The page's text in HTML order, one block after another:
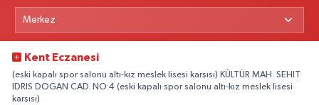
Kent Eczanesi
(eski kapalı spor salonu altı-kız meslek lisesi karşısı) KÜLTÜR MAH. SEHIT
IDRIS DOGAN CAD. NO:4 (eski kapalı spor salonu altı-kız meslek lisesi
karşısı)